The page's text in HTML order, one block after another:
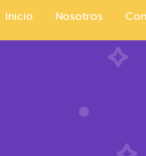
Inicio Nosotros